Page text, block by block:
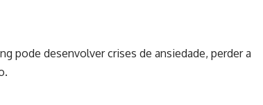
pode desenvolver crises de ansiedade, perder a